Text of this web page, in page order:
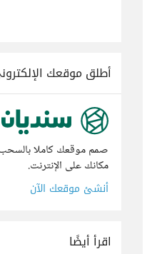
أطلق موقعك
صمم موقعك كاملا
مكانك على الإنترنت.
أنشئ موقعك الآن
اقرأ أيضًا